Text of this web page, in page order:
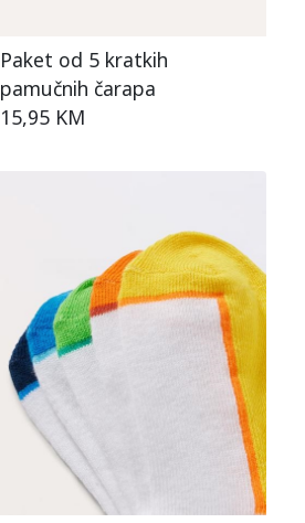
Paket od 5 kratkih
pamučnih čarapa
15,95 KM